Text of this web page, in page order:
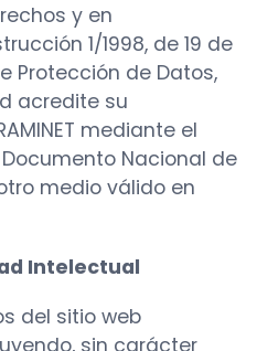
y en
1/1998, de 19 de
Protección de Datos,
acredite su
mediante el
Nacional de
medio válido en
Intelectual
del sitio web